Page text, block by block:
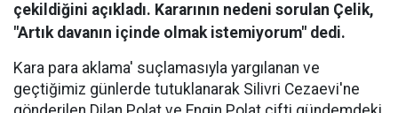
çekildiğini açıkladı. Kararının nedeni sorulan Çelik,
"Artık davanın içinde olmak istemiyorum" dedi.
Kara para aklama' suçlamasıyla yargılanan ve
geçtiğimiz günlerde tutuklanarak Silivri Cezaevi'ne